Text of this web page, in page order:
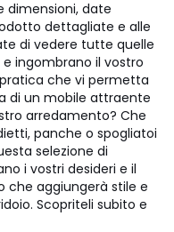
dimensioni, date
dettagliate e alle
di vedere tutte quelle
ingombrano il vostro
che vi permetta
di un mobile attraente
arredamento? Che
panche o spogliatoi
selezione di
i vostri desideri e il
che aggiungerà stile e
Scopriteli subito e